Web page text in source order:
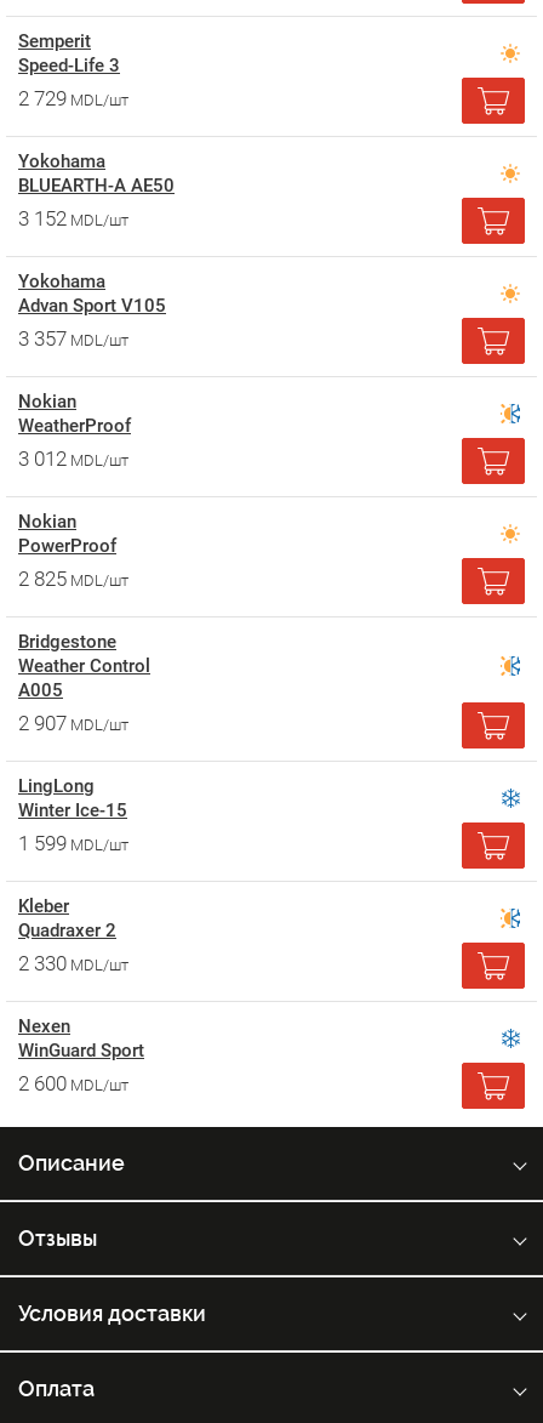
Semperit
Speed-Life 3
2 729 MDL/шт
Yokohama
BLUEARTH-A AE50
3 152 MDL/шт
Yokohama
Advan Sport V105
3 357 MDL/шт
Nokian
WeatherProof
3 012 MDL/шт
Nokian
PowerProof
2 825 MDL/шт
Bridgestone
Weather Control
A005
2 907 MDL/шт
LingLong
Winter Ice-15
1 599 MDL/шт
Kleber
Quadraxer 2
2 330 MDL/шт
Nexen
WinGuard Sport
2 600 MDL/шт
Описание
Отзывы
Условия доставки
Оплата